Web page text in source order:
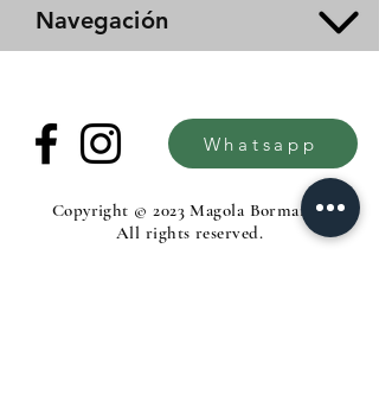
Navegación
Whatsapp
Copyright © 2023 Magola Borman®.
All rights reserved.